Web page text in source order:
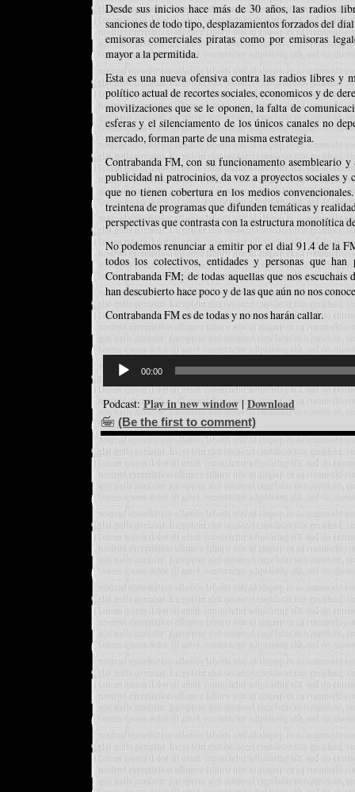
Desde sus inicios hace más de 30 años, las radios
sanciones de todo tipo, desplazamientos forzados del
emisoras comerciales piratas como por emisoras
mayor a la permitida.
Esta es una nueva ofensiva contra las radios libres y
político actual de recortes sociales, economicos y de
movilizaciones que se le oponen, la falta de
esferas y el silenciamento de los únicos canales no
mercado, forman parte de una misma estrategia.
Contrabanda FM, con su funcionamento asembleario y
publicidad ni patrocinios, da voz a proyectos sociales
que no tienen cobertura en los medios
treintena de programas que difunden temáticas y
perspectivas que contrasta con la estructura monolítica
No podemos renunciar a emitir por el dial 91.4 de la
todos los colectivos, entidades y personas que
Contrabanda FM; de todas aquellas que nos escuchais
han descubierto hace poco y de las que aún no nos
Contrabanda FM es de todas y no nos harán callar.
d'àudio
00:00
Podcast: Play in new window| Download
(Be the first to comment)